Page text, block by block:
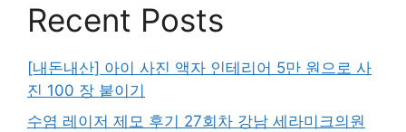
Recent Posts
[내돈내산] 아이 사진 액자 인테리어 5만 원으로 사
진 100 장 붙이기
수염 레이저 제모 후기 27회차 강남 세라미크의원